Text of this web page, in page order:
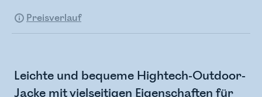
Preisverlauf
Leichte und bequeme Hightech-Outdoor-
Jacke mit vielseitigen Eigenschaften für